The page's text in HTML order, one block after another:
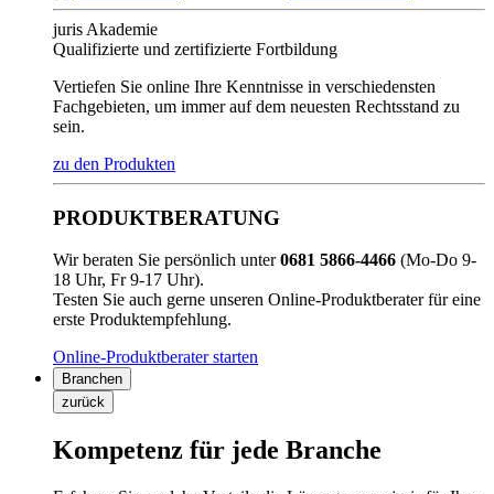
juris Akademie
Qualifizierte und zertifizierte Fortbildung
Vertiefen Sie online Ihre Kenntnisse in verschiedensten
Fachgebieten, um immer auf dem neuesten Rechtsstand zu
sein.
zu den Produkten
PRODUKTBERATUNG
Wir beraten Sie persönlich unter0681 5866-4466 (Mo-Do 9-
18 Uhr, Fr 9-17 Uhr).
Testen Sie auch gerne unseren Online-Produktberater für eine
erste Produktempfehlung.
Online-Produktberater starten
Branchen
zurück
Kompetenz für jede Branche